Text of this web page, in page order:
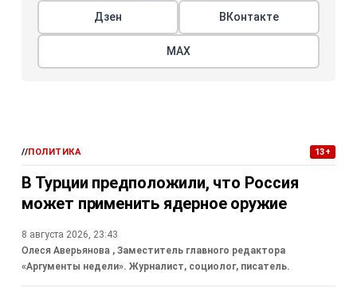
Дзен ВКонтакте
МАХ
//ПОЛИТИКА 13+
В Турции предположили, что Россия
может применить ядерное оружие
8 августа 2026, 23:43
Олеся Аверьянова , Заместитель главного редактора
«Аргументы недели». Журналист, социолог, писатель.